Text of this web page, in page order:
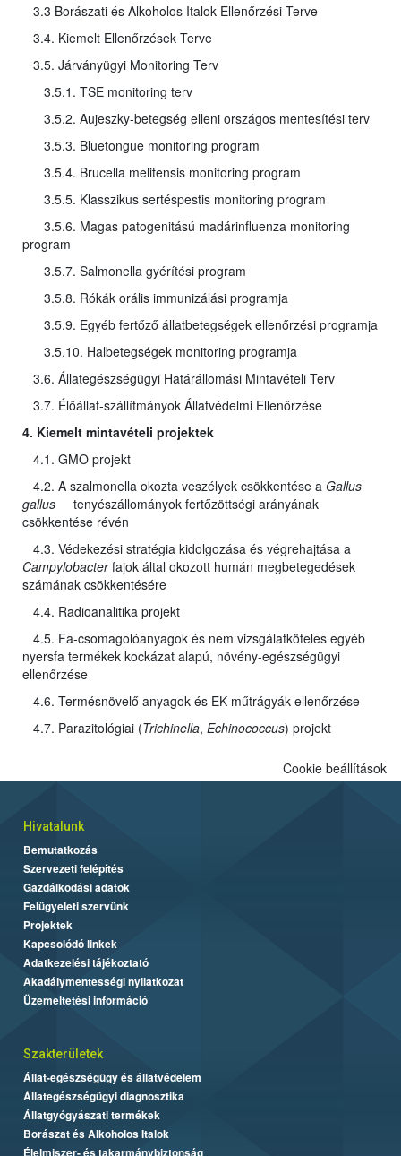
3.3 Borászati és Alkoholos Italok Ellenőrzési Terve
3.4. Kiemelt Ellenőrzések Terve
3.5. Járványügyi Monitoring Terv
3.5.1. TSE monitoring terv
3.5.2. Aujeszky-betegség elleni országos mentesítési terv
3.5.3. Bluetongue monitoring program
3.5.4. Brucella melitensis monitoring program
3.5.5. Klasszikus sertéspestis monitoring program
3.5.6. Magas patogenitású madárinfluenza monitoring
program
3.5.7. Salmonella gyérítési program
3.5.8. Rókák orális immunizálási programja
3.5.9. Egyéb fertőző állatbetegségek ellenőrzési programja
3.5.10. Halbetegségek monitoring programja
3.6. Állategészségügyi Határállomási Mintavételi Terv
3.7. Élőállat-szállítmányok Állatvédelmi Ellenőrzése
4. Kiemelt mintavételi projektek
4.1. GMO projekt
4.2. A szalmonella okozta veszélyek csökkentése a Gallus
gallus tenyészállományok fertőzöttségi arányának
csökkentése révén
4.3. Védekezési stratégia kidolgozása és végrehajtása a
Campylobacterfajok által okozott humán megbetegedések
számának csökkentésére
4.4. Radioanalitika projekt
4.5. Fa-csomagolóanyagok és nem vizsgálatköteles egyéb
nyersfa termékek kockázat alapú, növény-egészségügyi
ellenőrzése
4.6. Termésnövelő anyagok és EK-műtrágyák ellenőrzése
4.7. Parazitológiai (Trichinella, Echinococcus) projekt
Cookie beállítások
Hivatalunk
Bemutatkozás
Szervezeti felépítés
Gazdálkodási adatok
Felügyeleti szervünk
Projektek
Kapcsolódó linkek
Adatkezelési tájékoztató
Akadálymentességi nyilatkozat
Üzemeltetési információ
Szakterületek
Állat-egészségügy és állatvédelem
Állategészségügyi diagnosztika
Állatgyógyászati termékek
Borászat és Alkoholos Italok
Élelmiszer- és takarmánybiztonság